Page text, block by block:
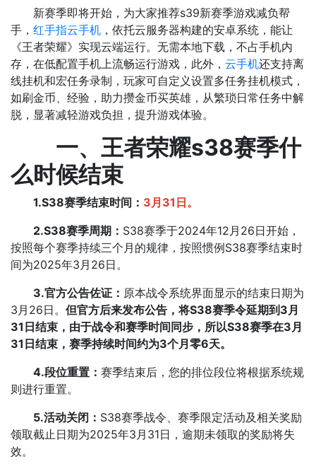
新赛季即将开始，为大家推荐s39新赛季游戏减负帮
手， 红手指云手机 ，依托云服务器构建的安卓系统，能让
《王者荣耀》实现云端运行。无需本地下载，不占手机内
存，在低配置手机上流畅运行游戏，此外， 云手机还支持离
线挂机和宏任务录制，玩家可自定义设置多任务挂机模式，
如刷金币、经验，助力攒金币买英雄，从繁琐日常任务中解
脱，显著减轻游戏负担，提升游戏体验。
一、王者荣耀s38赛季什
么时候结束
1.S38赛季结束时间： 3月31日。
2.‌S38赛季周期‌： S38赛季于2024年12月26日开始，
按照每个赛季持续三个月的规律，按照惯例S38赛季结束时
间为2025年3月26日。
3.官方公告佐证‌： 原本战令系统界面显示的结束日期为
3月26日。 但官方后来发布公告，将S38赛季令延期到3月
31日结束，由于战令和赛季时间同步，所以S38赛季在3月
31日结束，赛季持续时间约为3个月零6天。
4.段位重置： 赛季结束后，您的排位段位将根据系统规
则进行重置。
5.活动关闭： S38赛季战令、赛季限定活动及相关奖励
领取截止日期为2025年3月31日，逾期未领取的奖励将失
效。